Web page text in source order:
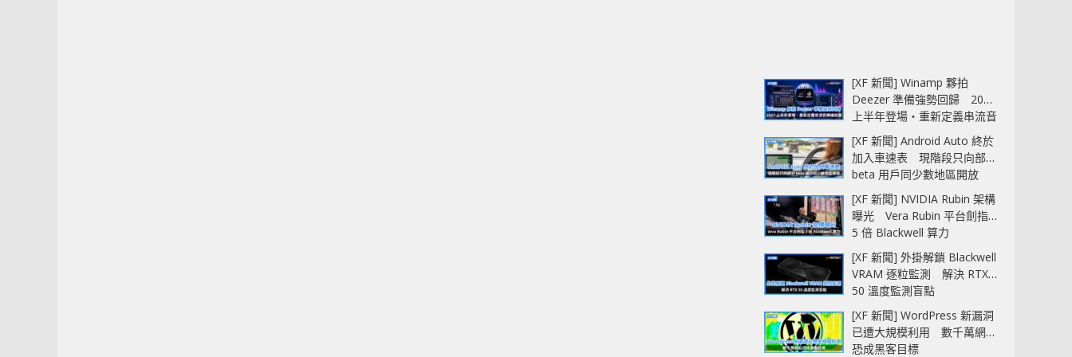
[XF 新聞] Winamp 夥拍
Deezer 準備強勢回歸 2027
上半年登場‧重新定義串流音
樂播放器
[XF 新聞] Android Auto 終於
加入車速表 現階段只向部分
beta 用戶同少數地區開放
[XF 新聞] NVIDIA Rubin 架構
曝光 Vera Rubin 平台劍指
5 倍 Blackwell 算力
[XF 新聞] 外掛解鎖 Blackwell
VRAM 逐粒監測 解決 RTX
50 溫度監測盲點
[XF 新聞] WordPress 新漏洞
已遭大規模利用 數千萬網站
恐成黑客目標